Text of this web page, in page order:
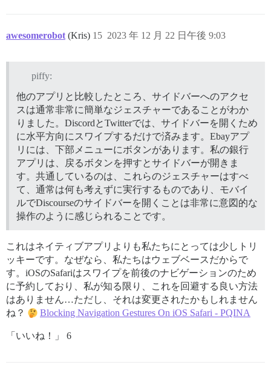
awesomerobot (Kris) 2023 年 12 月 22 日午後 9:03
15
piffy:
他のアプリと比較したところ、サイドバーへのアクセ
スは通常非常に簡単なジェスチャーであることがわか
りました。DiscordとTwitterでは、サイドバーを開くため
に水平方向にスワイプするだけで済みます。Ebayアプ
リには、下部メニューにボタンがあります。私の銀行
アプリは、戻るボタンを押すとサイドバーが開きま
す。共通しているのは、これらのジェスチャーはすべ
て、通常は何も考えずに実行するものであり、モバイ
ルでDiscourseのサイドバーを開くことは非常に意図的な
操作のように感じられることです。
これはネイティブアプリよりも私たちにとっては少しトリ
ッキーです。なぜなら、私たちはウェブベースだからで
す。iOSのSafariはスワイプを前後のナビゲーションのため
に予約しており、私が知る限り、これを回避する良い方法
はありません…ただし、それは変更されたかもしれません
ね？
Blocking Navigation Gestures On iOS Safari - PQINA
「いいね！」 6